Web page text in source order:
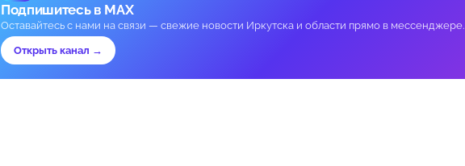
Подпишитесь в MAX
Оставайтесь с нами на связи — свежие новости Иркутска и области прямо в мессенджере.
Открыть канал →